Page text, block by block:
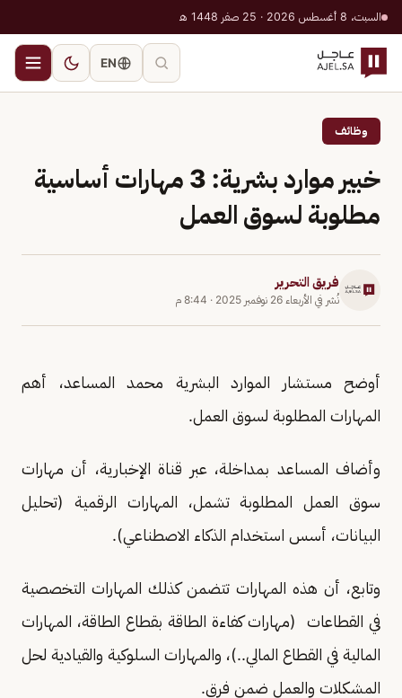
السبت، 8 أغسطس 2026 · 25 صفر 1448 هـ
EN
وظائف
خبير موارد بشرية: 3 مهارات أساسية
مطلوبة لسوق العمل
فريق التحرير
نُشر في الأربعاء 26 نوفمبر 2025 · 8:44 م
أوضح مستشار الموارد البشرية محمد المساعد، أهم
المهارات المطلوبة لسوق العمل.
وأضاف المساعد بمداخلة، عبر قناة الإخبارية، أن مهارات
سوق العمل المطلوبة تشمل، المهارات الرقمية (تحليل
البيانات، أسس استخدام الذكاء الاصطناعي).
وتابع، أن هذه المهارات تتضمن كذلك المهارات التخصصية
في القطاعات (مهارات كفاءة الطاقة بقطاع الطاقة، المهارات
المالية في القطاع المالي..)، والمهارات السلوكية والقيادية لحل
المشكلات والعمل ضمن فرق.